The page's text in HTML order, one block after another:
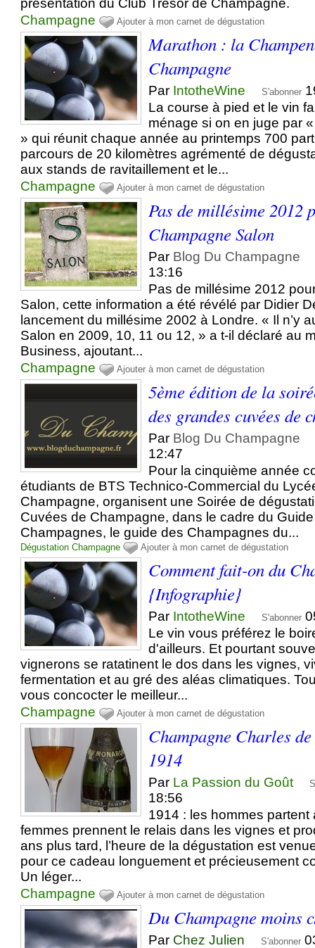
présentation du Club Trésor de Champagne.
Champagne
Ajouter à mon carnet de dégustation
Marathon : la
Champagne
Par IntotheWine S'abonner
La course à pied et le vin
ménage si on en juge par
» qui réunit chaque année au printemps 700
parcours de 20 kilomètres agrémenté de
aux stands de ravitaillement et le...
Champagne
Ajouter à mon carnet de dégustation
Pas de millésime 2012
Champagne Salon
Par Blog Du Champagne
13:16
Pas de millésime 2012
Salon, cette information a été révélé par Didier
lancement du millésime 2002 à Londre. « Il n’y
Salon en 2009, 10, 11 ou 12, » a t-il déclaré au
Business, ajoutant...
Champagne
Ajouter à mon carnet de dégustation
5ème édition de la
des grandes cuvées de
Par Blog Du Champagne
12:47
Pour la cinquième année
étudiants de BTS Technico-Commercial du
Champagne, organisent une Soirée de
Cuvées de Champagne, dans le cadre du
Champagnes, le guide des Champagnes du...
Dégustation Champagne Ajouter à mon carnet de dégustation
Comment fait-on du
{Infographie}
Par IntotheWine S'abonner
Le vin vous préférez le
d'ailleurs. Et pourtant
vignerons se ratatinent le dos dans les vignes,
fermentation et au gré des aléas climatiques.
vous concocter le meilleur...
Champagne
Ajouter à mon carnet de dégustation
Champagne Charles
1914
Par La Passion du Goût
18:56
1914 : les hommes partent
femmes prennent le relais dans les vignes et
ans plus tard, l’heure de la dégustation est
pour ce cadeau longuement et précieusement
Un léger...
Champagne
Ajouter à mon carnet de dégustation
Du Champagne moins
Par Chez Julien S'abonner